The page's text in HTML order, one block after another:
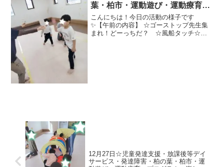
葉・柏市・運動遊び・運動療育・
プログラム・楽しい療育
こんにちは！今日の活動の様子です
✨【午前の内容】 ☆ゴーストップ先生集
まれ！どーっちだ？ ☆風船タッチ☆高
12月27日☆児童発達支援・放課後等デイ
サービス・発達障害・柏の葉・柏市・運